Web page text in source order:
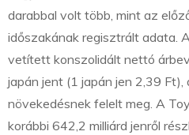
darabbal volt több, mint az
időszakának regisztrált adata.
vetített konszolidált nettó
japán jent (1 japán jen 2,39 Ft),
növekedésnek felelt meg. A
korábbi 642,2 milliárd jenről